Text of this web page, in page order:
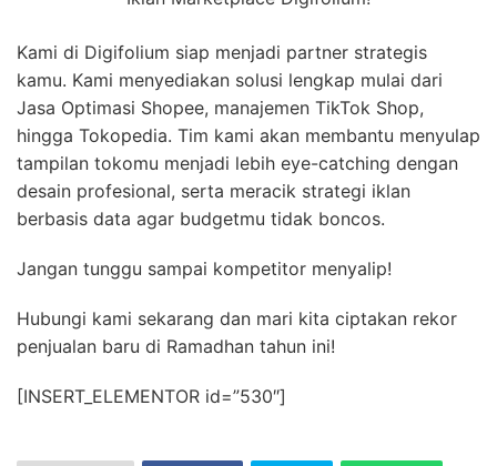
Kami di Digifolium siap menjadi partner strategis
kamu. Kami menyediakan solusi lengkap mulai dari
Jasa Optimasi Shopee, manajemen TikTok Shop,
hingga Tokopedia. Tim kami akan membantu menyulap
tampilan tokomu menjadi lebih eye-catching dengan
desain profesional, serta meracik strategi iklan
berbasis data agar budgetmu tidak boncos.
Jangan tunggu sampai kompetitor menyalip!
Hubungi kami sekarang dan mari kita ciptakan rekor
penjualan baru di Ramadhan tahun ini!
[INSERT_ELEMENTOR id=”530″]